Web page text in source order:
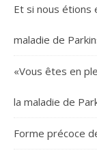
Et si nous étions
maladie de
«Vous êtes en
la maladie de
Forme précoce